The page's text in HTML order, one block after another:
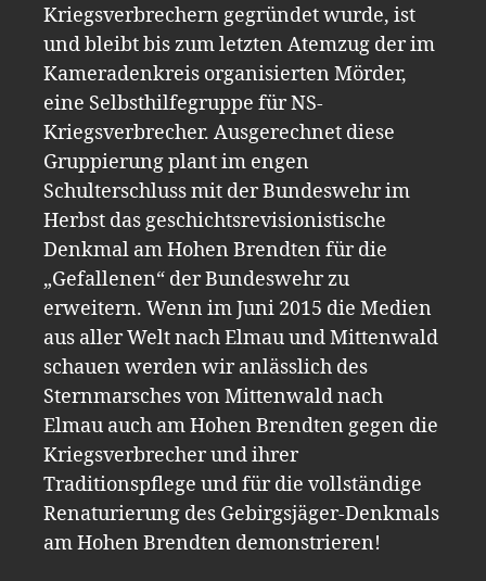
Kriegsverbrechern gegründet wurde, ist
und bleibt bis zum letzten Atemzug der im
Kameradenkreis organisierten Mörder,
eine Selbsthilfegruppe für NS-
Kriegsverbrecher. Ausgerechnet diese
Gruppierung plant im engen
Schulterschluss mit der Bundeswehr im
Herbst das geschichtsrevisionistische
Denkmal am Hohen Brendten für die
„Gefallenen“ der Bundeswehr zu
erweitern. Wenn im Juni 2015 die Medien
aus aller Welt nach Elmau und Mittenwald
schauen werden wir anlässlich des
Sternmarsches von Mittenwald nach
Elmau auch am Hohen Brendten gegen die
Kriegsverbrecher und ihrer
Traditionspflege und für die vollständige
Renaturierung des Gebirgsjäger-Denkmals
am Hohen Brendten demonstrieren!